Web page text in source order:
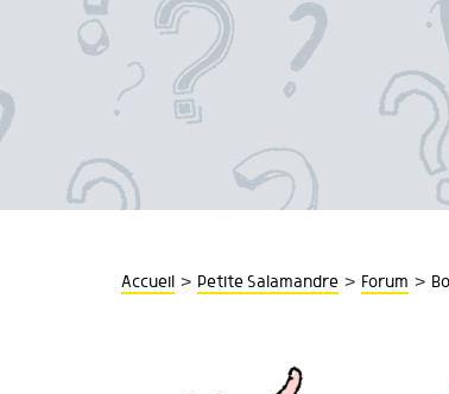
Accueil > Petite Salamandre > Forum >